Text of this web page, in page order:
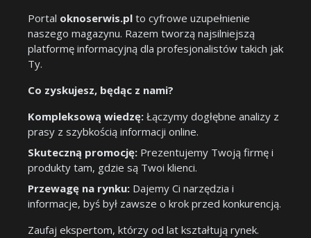
Portal oknoserwis.pl to cyfrowe uzupełnienie
naszego magazynu. Razem tworzą najsilniejszą
platformę informacyjną dla profesjonalistów takich jak
Ty.
Co zyskujesz, będąc z nami?
Kompleksową wiedzę: Łączymy dogłębne analizy z
prasy z szybkością informacji online.
Skuteczną promocję: Prezentujemy Twoją firmę i
produkty tam, gdzie są Twoi klienci.
Przewagę na rynku: Dajemy Ci narzędzia i
informacje, byś był zawsze o krok przed konkurencją.
Zaufaj ekspertom, którzy od lat kształtują rynek.